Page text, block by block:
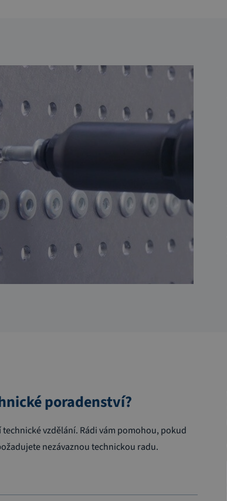
poradenství?
vzdělání. Rádi vám pomohou, pokud
nezávaznou technickou radu.